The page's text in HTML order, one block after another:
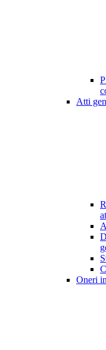
Atti
Oneri